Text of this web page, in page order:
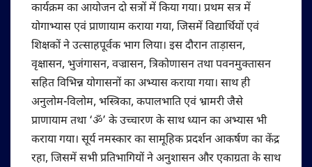
कार्यक्रम का आयोजन दो सत्रों में किया गया। प्रथम सत्र में
योगाभ्यास एवं प्राणायाम कराया गया, जिसमें विद्यार्थियों एवं
शिक्षकों ने उत्साहपूर्वक भाग लिया। इस दौरान ताड़ासन,
वृक्षासन, भुजंगासन, वज्रासन, त्रिकोणासन तथा पवनमुक्तासन
सहित विभिन्न योगासनों का अभ्यास कराया गया। साथ ही
अनुलोम-विलोम, भस्त्रिका, कपालभाति एवं भ्रामरी जैसे
प्राणायाम तथा ‘ॐ’ के उच्चारण के साथ ध्यान का अभ्यास भी
कराया गया। सूर्य नमस्कार का सामूहिक प्रदर्शन आकर्षण का केंद्र
रहा, जिसमें सभी प्रतिभागियों ने अनुशासन और एकाग्रता के साथ